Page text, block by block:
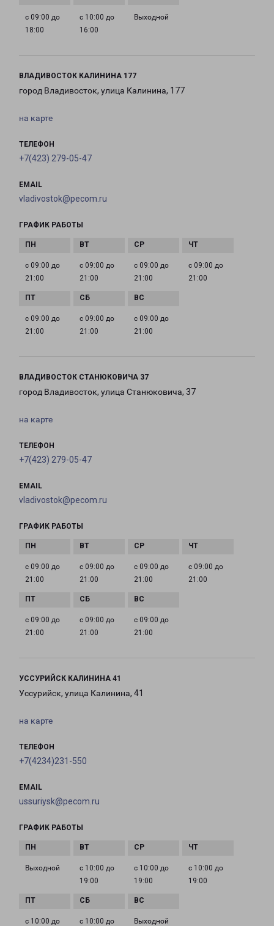
с 09:00 до
18:00
с 10:00 до
16:00
Выходной
ВЛАДИВОСТОК КАЛИНИНА 177
город Владивосток, улица Калинина, 177
на карте
ТЕЛЕФОН
+7(423) 279-05-47
EMAIL
vladivostok@pecom.ru
ГРАФИК РАБОТЫ
с 09:00 до
21:00
с 09:00 до
21:00
с 09:00 до
21:00
с 09:00 до
21:00
с 09:00 до
21:00
с 09:00 до
21:00
с 09:00 до
21:00
ВЛАДИВОСТОК СТАНЮКОВИЧА 37
город Владивосток, улица Станюковича, 37
на карте
ТЕЛЕФОН
+7(423) 279-05-47
EMAIL
vladivostok@pecom.ru
ГРАФИК РАБОТЫ
с 09:00 до
21:00
с 09:00 до
21:00
с 09:00 до
21:00
с 09:00 до
21:00
с 09:00 до
21:00
с 09:00 до
21:00
с 09:00 до
21:00
УССУРИЙСК КАЛИНИНА 41
Уссурийск, улица Калинина, 41
на карте
ТЕЛЕФОН
+7(4234)231-550
EMAIL
ussuriysk@pecom.ru
ГРАФИК РАБОТЫ
Выходной
с 10:00 до
19:00
с 10:00 до
19:00
с 10:00 до
19:00
с 10:00 до с 10:00 до Выходной